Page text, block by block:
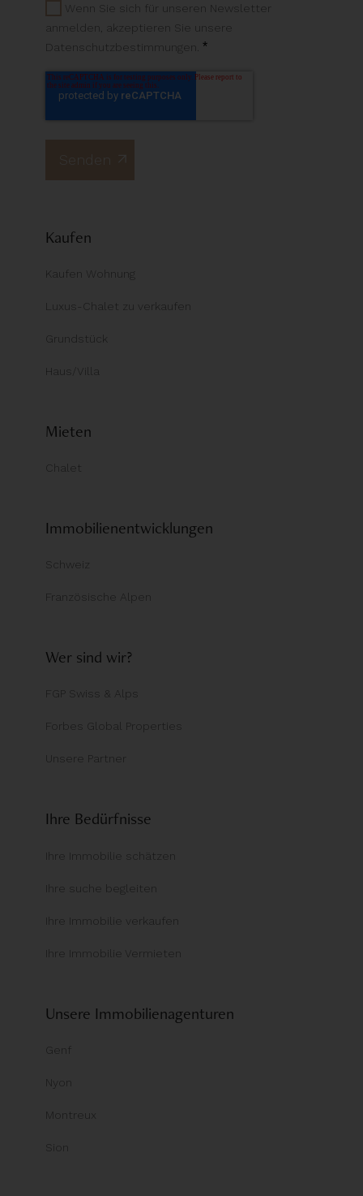
Wenn Sie sich für unseren Newsletter
anmelden, akzeptieren Sie unsere
Datenschutzbestimmungen. *
Kaufen
Kaufen Wohnung
Luxus-Chalet zu verkaufen
Grundstück
Haus/Villa
Mieten
Chalet
Immobilienentwicklungen
Schweiz
Französische Alpen
Wer sind wir?
FGP Swiss & Alps
Forbes Global Properties
Unsere Partner
Ihre Bedürfnisse
Ihre Immobilie schätzen
Ihre suche begleiten
Ihre Immobilie verkaufen
Ihre Immobilie Vermieten
Unsere Immobilienagenturen
Genf
Nyon
Montreux
Sion